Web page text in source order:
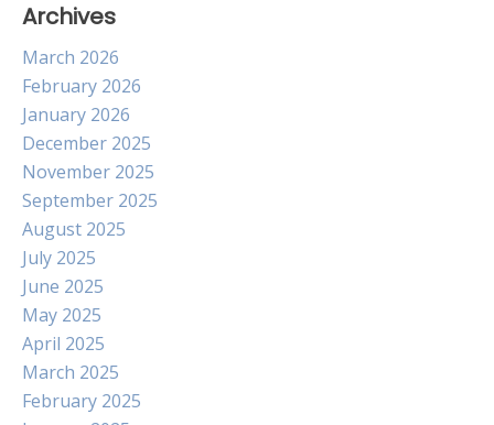
Archives
March 2026
February 2026
January 2026
December 2025
November 2025
September 2025
August 2025
July 2025
June 2025
May 2025
April 2025
March 2025
February 2025